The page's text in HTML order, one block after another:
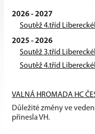
2026 - 2027
Soutěž 4.tříd
2025 - 2026
Soutěž 3.tříd
Soutěž 4.tříd
VALNÁ HROMADA HC
Důležité změny ve
přinesla VH.